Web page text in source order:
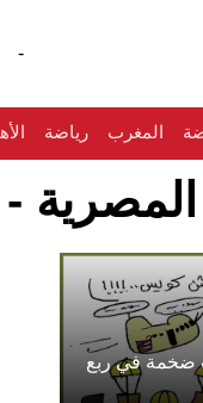
-
المغرب رياضة
-
ضخمة في ربع